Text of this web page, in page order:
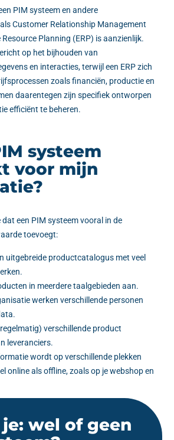
PIM systeem en andere
Customer Relationship Management
Planning (ERP) is aanzienlijk.
op het bijhouden van
en interacties, terwijl een ERP zich
zoals financiën, productie en
daarentegen zijn specifiek ontworpen
efficiënt te beheren.
systeem
voor mijn
een PIM systeem vooral in de
toevoegt:
uitgebreide productcatalogus met veel
in meerdere taalgebieden aan.
werken verschillende personen
verschillende product
leveranciers.
wordt op verschillende plekken
online als offline, zoals op je webshop en
wel of geen